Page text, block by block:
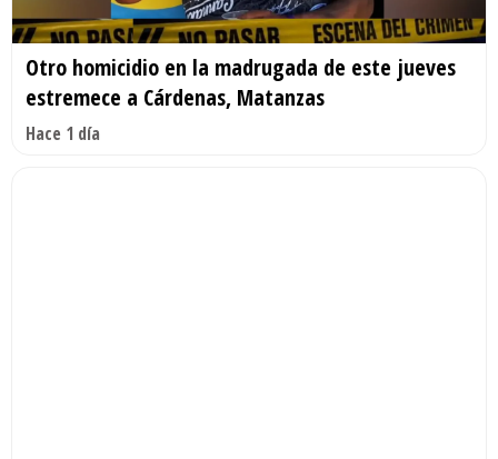
Otro homicidio en la madrugada de este jueves
estremece a Cárdenas, Matanzas
Hace 1 día